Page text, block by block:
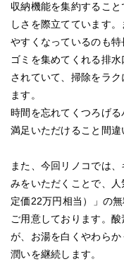
収納機能を集約するこ
しさを際立てています
やすくなっているのも特
ゴミを集めてくれる排
されていて、掃除をラ
ます。
時間を忘れてくつろげ
満足いただけること間違
また、今回リノコでは
みをいただくことで、
定価22万円相当）」の
ご用意しております。
が、お湯を白くやわら
潤いを継続します。